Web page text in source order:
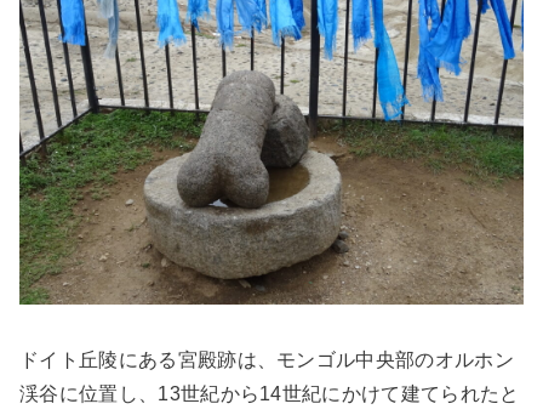
ドイト丘陵にある宮殿跡は、モンゴル中央部のオルホン
渓谷に位置し、13世紀から14世紀にかけて建てられたと